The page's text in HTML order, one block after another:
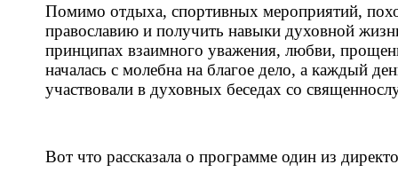
Помимо отдыха, спортивных мероприятий,
православию и получить навыки духовной
принципах взаимного уважения, любви,
началась с молебна на благое дело, а каждый
участвовали в духовных беседах со
Вот что рассказала о программе один из